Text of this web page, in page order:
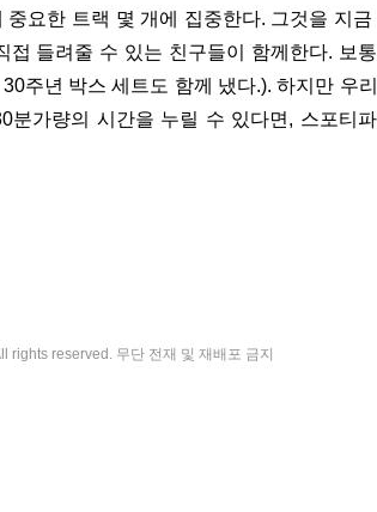
요한 트랙 몇 개에 집중한다. 그것을 지금
들려줄 수 있는 친구들이 함께한다. 보
주년 박스 세트도 함께 냈다.). 하지만 우
가량의 시간을 누릴 수 있다면, 스포티
reserved. 무단 전재 및 재배포 금지